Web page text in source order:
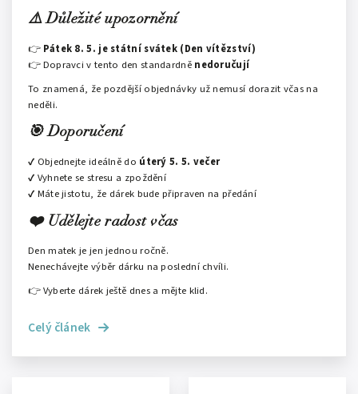
⚠️ Důležité upozornění
👉 Pátek 8. 5. je státní svátek (Den vítězství)
👉 Dopravci v tento den standardně nedoručují
To znamená, že pozdější objednávky už nemusí dorazit včas na
neděli.
🎯 Doporučení
✔ Objednejte ideálně do úterý 5. 5. večer
✔ Vyhnete se stresu a zpoždění
✔ Máte jistotu, že dárek bude připraven na předání
❤️ Udělejte radost včas
Den matek je jen jednou ročně.
Nenechávejte výběr dárku na poslední chvíli.
👉 Vyberte dárek ještě dnes a mějte klid.
Celý článek